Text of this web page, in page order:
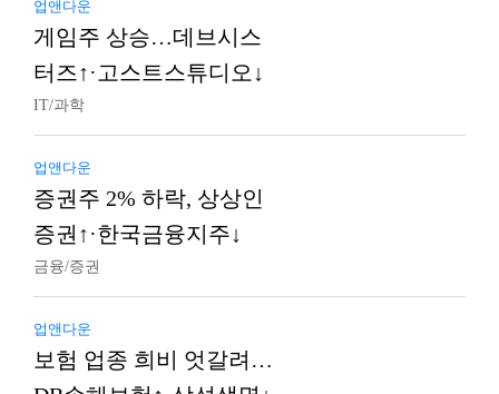
업앤다운
게임주 상승…데브시스
터즈↑·고스트스튜디오↓
IT/과학
업앤다운
증권주 2% 하락, 상상인
증권↑·한국금융지주↓
금융/증권
업앤다운
보험 업종 희비 엇갈려…